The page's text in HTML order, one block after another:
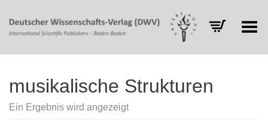
Toggle Menu
musikalische Strukturen
Ein Ergebnis wird angezeigt